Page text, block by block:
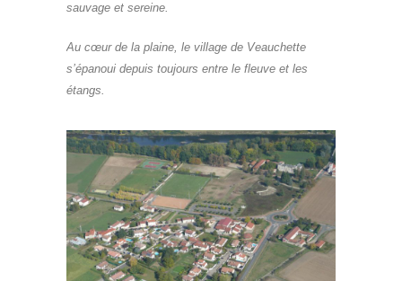
sauvage et sereine.
Au cœur de la plaine, le village de Veauchette
s’épanoui depuis toujours entre le fleuve et les
étangs.